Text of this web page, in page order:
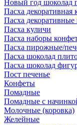
Новый год шоколад
Пасха декоративная
Пасха
Пасха куличи
Пасха наборы
Пасха пирожные/
Пасха шоколад
Пасха шоколад
Пост печенье
Конфеты
Помадные
Помадные с
Молочные (коровка)
Желейные